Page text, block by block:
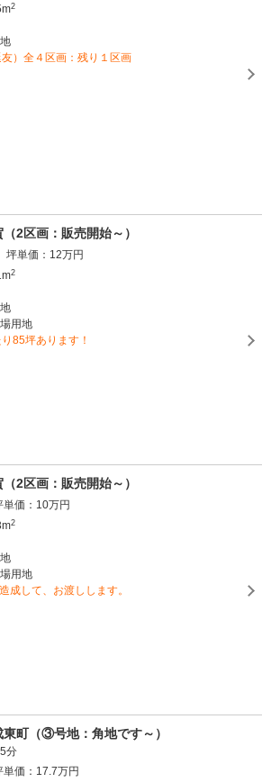
2
）全４区画：残り１区画
2区画：販売開始～）
坪単価：12万円
2
用地
85坪あります！
2区画：販売開始～）
単価：10万円
2
用地
成して、お渡しします。
東町（③号地：角地です～）
分
単価：17.7万円